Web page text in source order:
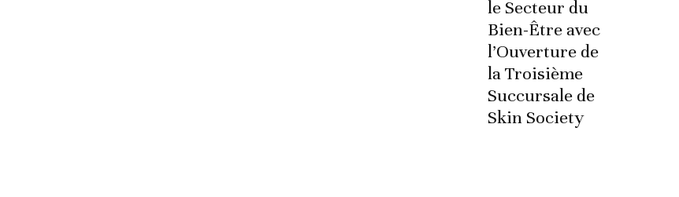
le Secteur du
Bien-Être avec
l’Ouverture de
la Troisième
Succursale de
Skin Society